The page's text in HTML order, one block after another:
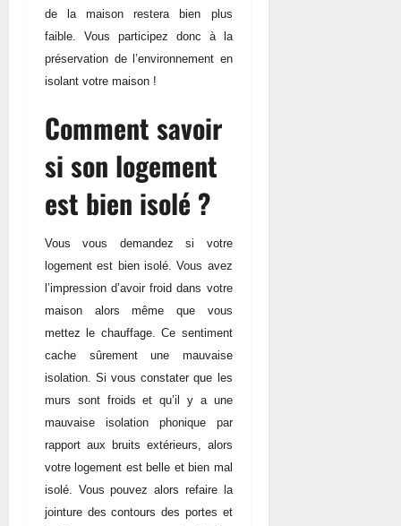
de la maison restera bien plus
faible. Vous participez donc à la
préservation de l’environnement en
isolant votre maison !
Comment savoir
si son logement
est bien isolé ?
Vous vous demandez si votre
logement est bien isolé. Vous avez
l’impression d’avoir froid dans votre
maison alors même que vous
mettez le chauffage. Ce sentiment
cache sûrement une mauvaise
isolation. Si vous constater que les
murs sont froids et qu’il y a une
mauvaise isolation phonique par
rapport aux bruits extérieurs, alors
votre logement est belle et bien mal
isolé. Vous pouvez alors refaire la
jointure des contours des portes et